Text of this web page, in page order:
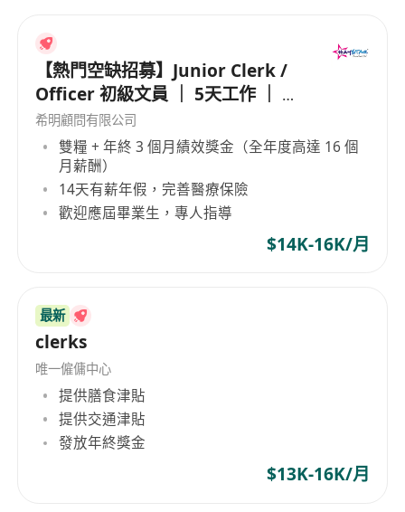
areas of information management and digital
hybrid solutions. By making use of the
strengths it has obtained in the information
management area, the company is working to
create new value as a Digital Hybrid Company.
【熱門空缺招募】Junior Clerk /
Officer 初級文員 ｜ 5天工作 ｜ 準
時收工 ｜ 年薪高達 16 個月
希明顧問有限公司
雙糧 + 年終 3 個月績效獎金（全年度高達 16 個
月薪酬）
14天有薪年假，完善醫療保險
歡迎應屆畢業生，專人指導
$14K-16K/月
最新
clerks
唯一僱傭中心
提供膳食津貼
提供交通津貼
發放年終獎金
$13K-16K/月